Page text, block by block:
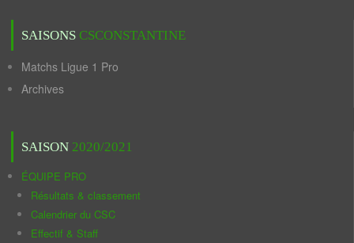
SAISONS CSCONSTANTINE
Matchs Ligue 1 Pro
Archives
SAISON 2020/2021
ÉQUIPE PRO
Résultats & classement
Calendrier du CSC
Effectif & Staff